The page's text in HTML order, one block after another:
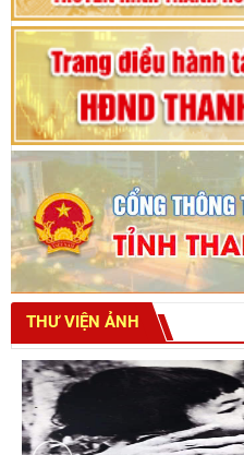
THƯ VIỆN ẢNH